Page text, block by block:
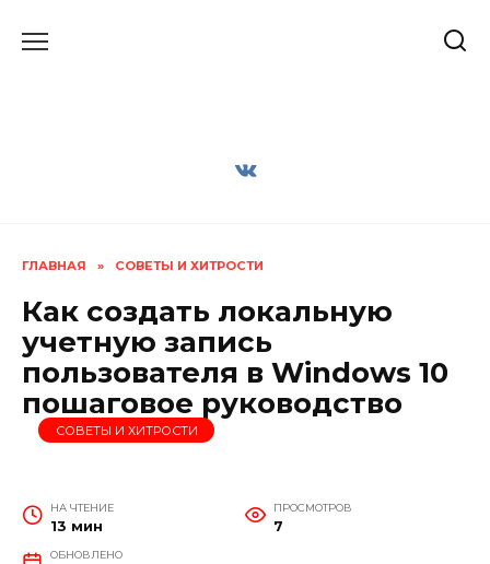
ГЛАВНАЯ » СОВЕТЫ И ХИТРОСТИ
Как создать локальную
учетную запись
пользователя в Windows 10
пошаговое руководство
СОВЕТЫ И ХИТРОСТИ
НА ЧТЕНИЕ
13 мин
ПРОСМОТРОВ
7
ОБНОВЛЕНО